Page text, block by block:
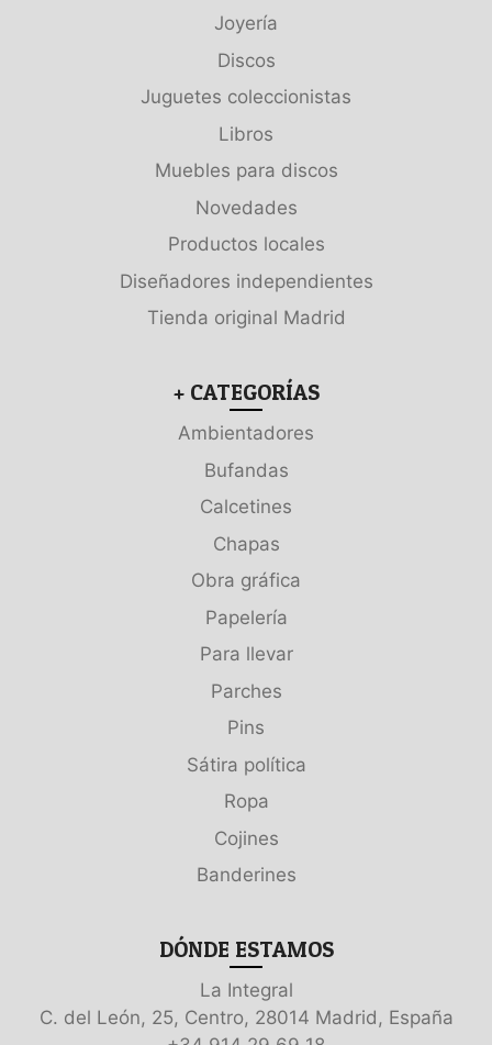
Joyería
Discos
Juguetes coleccionistas
Libros
Muebles para discos
Novedades
Productos locales
Diseñadores independientes
Tienda original Madrid
+ CATEGORÍAS
Ambientadores
Bufandas
Calcetines
Chapas
Obra gráfica
Papelería
Para llevar
Parches
Pins
Sátira política
Ropa
Cojines
Banderines
DÓNDE ESTAMOS
La Integral
C. del León, 25, Centro, 28014 Madrid, España